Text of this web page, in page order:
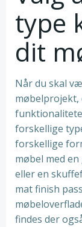
type
dit
Når du skal
forskellige
forskellige
møbel med
eller en
mat finish
findes der